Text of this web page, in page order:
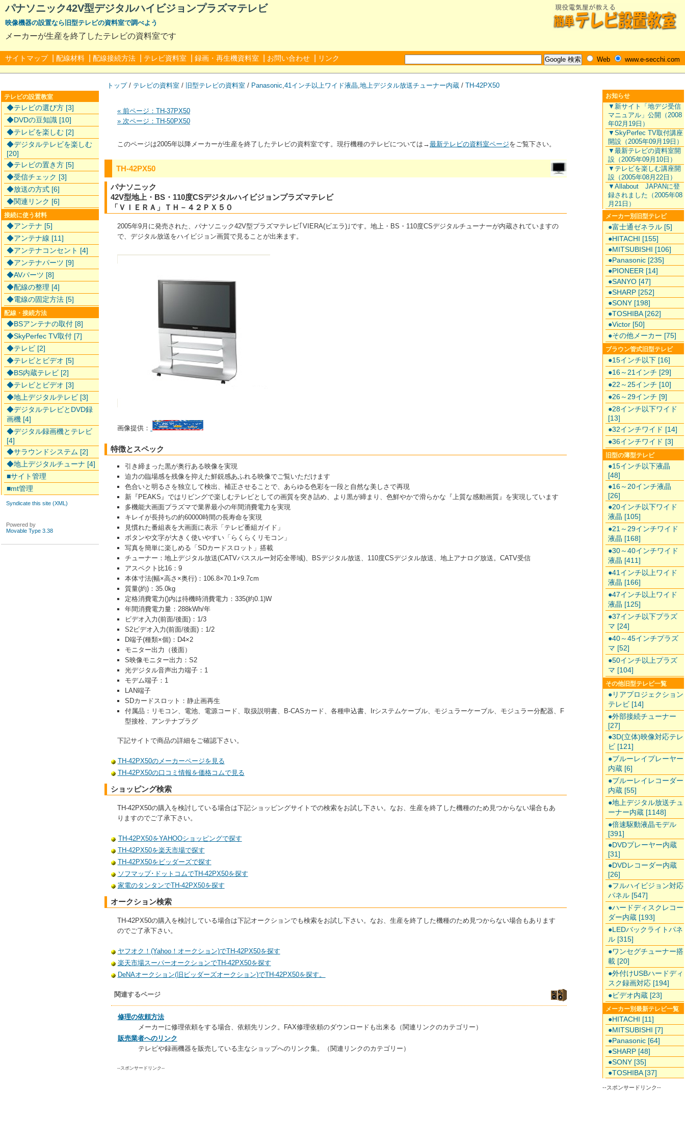
パナソニック42V型デジタルハイビジョンプラズマテレビ
映像機器の設置なら旧型テレビの資料室で調べよう
メーカーが生産を終了したテレビの資料室です
Web www.e-secchi.com
サイトマップ 配線材料 配線接続方法 テレビ資料室 録画・再生機資料室 お問い合わせ リンク
トップ/ テレビの資料室 / 旧型テレビの資料室 / Panasonic,41インチ以上ワイド液晶,地上デジタル放送チューナー内蔵 / TH-42PX50
« 前ページ：TH-37PX50
» 次ページ：TH-50PX50
このページは2005年以降メーカーが生産を終了したテレビの資料室です。現行機種のテレビについては→最新テレビの資料室ページをご覧下さい。
TH-42PX50
パナソニック
42V型地上・BS・110度CSデジタルハイビジョンプラズマテレビ
「ＶＩＥＲＡ」ＴＨ－４２ＰＸ５０
2005年9月に発売された、パナソニック42V型プラズマテレビ｢VIERA(ビエラ)｣です。地上・BS・110度CSデジタルチューナーが内蔵されていますの
で、デジタル放送をハイビジョン画質で見ることが出来ます。
画像提供：
特徴とスペック
引き締まった黒が奥行ある映像を実現
迫力の臨場感を残像を抑えた鮮鋭感あふれる映像でご覧いただけます
色合いと明るさを独立して検出、補正させることで、あらゆる色彩を一段と自然な美しさで再現
新『PEAKS』ではリビングで楽しむテレビとしての画質を突き詰め、より黒が締まり、色鮮やかで滑らかな『上質な感動画質』を実現しています
多機能大画面プラズマで業界最小の年間消費電力を実現
キレイが長持ちの約60000時間の長寿命を実現
見慣れた番組表を大画面に表示「テレビ番組ガイド」
ボタンや文字が大きく使いやすい「らくらくリモコン」
写真を簡単に楽しめる「SDカードスロット」搭載
チューナー：地上デジタル放送(CATVパススルー対応全帯域)、BSデジタル放送、110度CSデジタル放送、地上アナログ放送。CATV受信
アスペクト比16：9
本体寸法(幅×高さ×奥行)：106.8×70.1×9.7cm
質量(約)：35.0kg
定格消費電力()内は待機時消費電力：335(約0.1)W
年間消費電力量：288kWh/年
ビデオ入力(前面/後面)：1/3
S2ビデオ入力(前面/後面)：1/2
D端子(種類×個)：D4×2
モニター出力（後面）
S映像モニター出力：S2
光デジタル音声出力端子：1
モデム端子：1
LAN端子
SDカードスロット：静止画再生
付属品：リモコン、電池、電源コード、取扱説明書、B-CASカード、各種申込書、Irシステムケーブル、モジュラーケーブル、モジュラー分配器、F
型接栓、アンテナプラグ
下記サイトで商品の詳細をご確認下さい。
TH-42PX50のメーカーページを見る
TH-42PX50の口コミ情報を価格コムで見る
ショッピング検索
TH-42PX50の購入を検討している場合は下記ショッピングサイトでの検索をお試し下さい。なお、生産を終了した機種のため見つからない場合もあ
りますのでご了承下さい。
TH-42PX50をYAHOOショッピングで探す
TH-42PX50を楽天市場で探す
TH-42PX50をビッダーズで探す
ソフマップ･ドットコムでTH-42PX50を探す
家電のタンタンでTH-42PX50を探す
オークション検索
TH-42PX50の購入を検討している場合は下記オークションでも検索をお試し下さい。なお、生産を終了した機種のため見つからない場合もあります
のでご了承下さい。
ヤフオク！(Yahoo！オークション)でTH-42PX50を探す
楽天市場スーパーオークションでTH-42PX50を探す
DeNAオークション(旧ビッダーズオークション)でTH-42PX50を探す。
関連するページ
修理の依頼方法
メーカーに修理依頼をする場合、依頼先リンク。FAX修理依頼のダウンロードも出来る（関連リンクのカテゴリー）
販売業者へのリンク
テレビや録画機器を販売している主なショップへのリンク集。（関連リンクのカテゴリー）
--スポンサードリンク--
テレビの設置教室
◆テレビの選び方 [3]
◆DVDの豆知識 [10]
◆テレビを楽しむ [2]
◆デジタルテレビを楽しむ
[20]
◆テレビの置き方 [5]
◆受信チェック [3]
◆放送の方式 [6]
◆関連リンク [6]
接続に使う材料
◆アンテナ [5]
◆アンテナ線 [11]
◆アンテナコンセント [4]
◆アンテナパーツ [9]
◆AVパーツ [8]
◆配線の整理 [4]
◆電線の固定方法 [5]
配線・接続方法
◆BSアンテナの取付 [8]
◆SkyPerfec TV取付 [7]
◆テレビ [2]
◆テレビとビデオ [5]
◆BS内蔵テレビ [2]
◆テレビとビデオ [3]
◆地上デジタルテレビ [3]
◆デジタルテレビとDVD録
画機 [4]
◆デジタル録画機とテレビ
[4]
◆サラウンドシステム [2]
◆地上デジタルチューナ [4]
■サイト管理
■mt管理
Syndicate this site (XML)
Powered by
Movable Type 3.38
お知らせ
▼新サイト「地デジ受信
マニュアル」公開（2008
年02月19日）
▼SkyPerfec TV取付講座
開設（2005年09月19日）
▼最新テレビの資料室開
設（2005年09月10日）
▼テレビを楽しむ講座開
設（2005年08月22日）
▼Allabout JAPANに登
録されました（2005年08
月21日）
メーカー別旧型テレビ
●富士通ゼネラル [5]
●HITACHI [155]
●MITSUBISHI [106]
●Panasonic [235]
●PIONEER [14]
●SANYO [47]
●SHARP [252]
●SONY [198]
●TOSHIBA [262]
●Victor [50]
●その他メーカー [75]
ブラウン管式旧型テレビ
●15インチ以下 [16]
●16～21インチ [29]
●22～25インチ [10]
●26～29インチ [9]
●28インチ以下ワイド
[13]
●32インチワイド [14]
●36インチワイド [3]
旧型の薄型テレビ
●15インチ以下液晶
[48]
●16～20インチ液晶
[26]
●20インチ以下ワイド
液晶 [105]
●21～29インチワイド
液晶 [168]
●30～40インチワイド
液晶 [411]
●41インチ以上ワイド
液晶 [166]
●47インチ以上ワイド
液晶 [125]
●37インチ以下プラズ
マ [24]
●40～45インチプラズ
マ [52]
●50インチ以上プラズ
マ [104]
その他旧型テレビ一覧
●リアプロジェクション
テレビ [14]
●外部接続チューナー
[27]
●3D(立体)映像対応テレ
ビ [121]
●ブルーレイプレーヤー
内蔵 [6]
●ブルーレイレコーダー
内蔵 [55]
●地上デジタル放送チュ
ーナー内蔵 [1148]
●倍速駆動液晶モデル
[391]
●DVDプレーヤー内蔵
[31]
●DVDレコーダー内蔵
[26]
●フルハイビジョン対応
パネル [547]
●ハードディスクレコー
ダー内蔵 [193]
●LEDバックライトパネ
ル [315]
●ワンセグチューナー搭
載 [20]
●外付けUSBハードディ
スク録画対応 [194]
●ビデオ内蔵 [23]
メーカー別最新テレビ一覧
●HITACHI [11]
●MITSUBISHI [7]
●Panasonic [64]
●SHARP [48]
●SONY [35]
●TOSHIBA [37]
--スポンサードリンク--